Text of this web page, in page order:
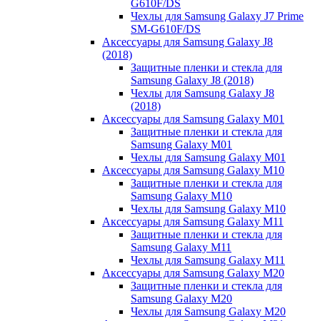
G610F/DS
Чехлы для Samsung Galaxy J7 Prime
SM-G610F/DS
Аксессуары для Samsung Galaxy J8
(2018)
Защитные пленки и стекла для
Samsung Galaxy J8 (2018)
Чехлы для Samsung Galaxy J8
(2018)
Аксессуары для Samsung Galaxy M01
Защитные пленки и стекла для
Samsung Galaxy M01
Чехлы для Samsung Galaxy M01
Аксессуары для Samsung Galaxy M10
Защитные пленки и стекла для
Samsung Galaxy M10
Чехлы для Samsung Galaxy M10
Аксессуары для Samsung Galaxy M11
Защитные пленки и стекла для
Samsung Galaxy M11
Чехлы для Samsung Galaxy M11
Аксессуары для Samsung Galaxy M20
Защитные пленки и стекла для
Samsung Galaxy M20
Чехлы для Samsung Galaxy M20